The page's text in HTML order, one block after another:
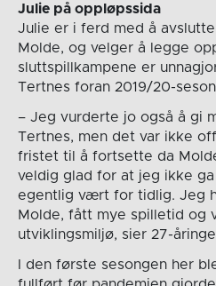
Julie på oppløpssida
Julie er i ferd med å
Molde, og velger å legge
sluttspillkampene er
Tertnes foran 2019/20-
– Jeg vurderte jo også å gi
Tertnes, men det var ikke
fristet til å fortsette da
veldig glad for at jeg ikke
egentlig vært for tidlig. Jeg
Molde, fått mye spilletid og
utviklingsmiljø, sier 27-
I den første sesongen her